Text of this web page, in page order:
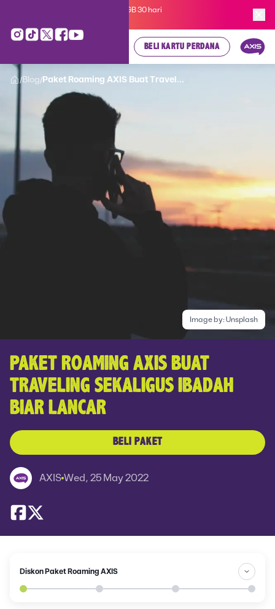
Kartu Perdana AXIS Suka-Suka 3GB 30 hari
BELI KARTU PERDANA
/Blog/ Paket Roaming AXIS Buat Travel...
Image by:Unsplash
PAKET ROAMING AXIS BUAT
TRAVELING SEKALIGUS IBADAH
BIAR LANCAR
BELI PAKET
AXIS Wed, 25 May 2022
Diskon Paket Roaming AXIS